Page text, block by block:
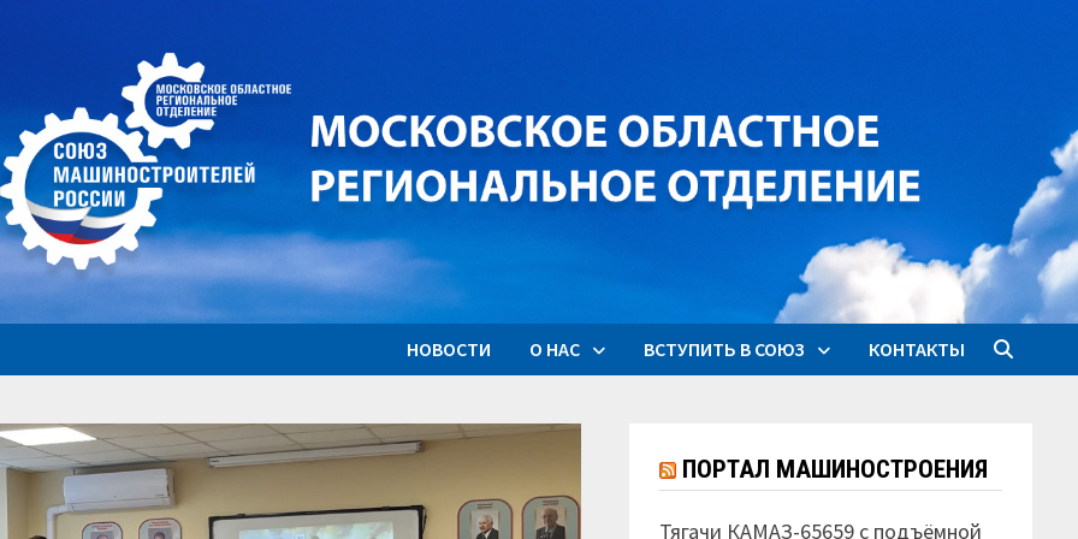
НОВОСТИ О НАС ВСТУПИТЬ В СОЮЗ КОНТАКТЫ
ПОРТАЛ МАШИНОСТРОЕНИЯ
Тягачи КАМАЗ-65659 с подъёмной